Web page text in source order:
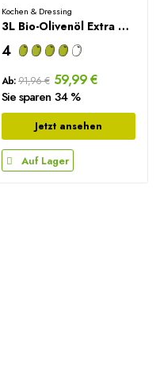
Kochen & Dressing
3L Bio-Olivenöl Extra Vergine +...
4
Ab: 91,96 € 59,99 €
Sie sparen 34 %
Jetzt ansehen
Auf Lager